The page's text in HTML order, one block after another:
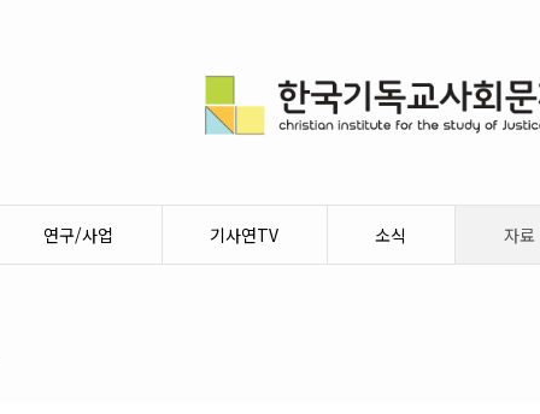
연구/사업 기사연TV 소식 자료